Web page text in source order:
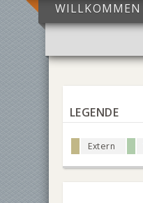
WILLKOMMEN
LEGENDE
Extern